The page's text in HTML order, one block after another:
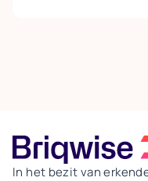
die past bij zijn
financiering.
In het bezit van